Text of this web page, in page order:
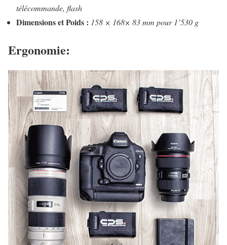
télécommande, flash
Dimensions et Poids : 158 × 168× 83 mm pour 1’530 g
Ergonomie: